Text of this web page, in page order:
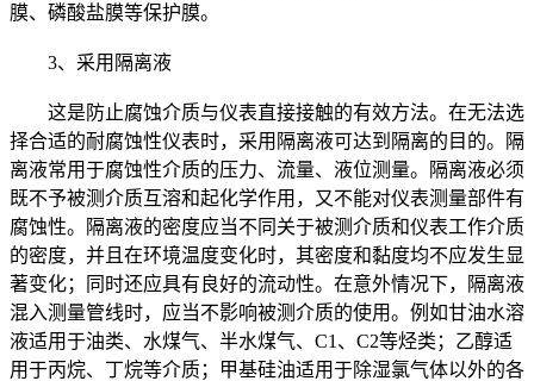
膜、磷酸盐膜等保护膜。
3、采用隔离液
这是防止腐蚀介质与仪表直接接触的有效方法。在无法选
择合适的耐腐蚀性仪表时，采用隔离液可达到隔离的目的。隔
离液常用于腐蚀性介质的压力、流量、液位测量。隔离液必须
既不予被测介质互溶和起化学作用，又不能对仪表测量部件有
腐蚀性。隔离液的密度应当不同关于被测介质和仪表工作介质
的密度，并且在环境温度变化时，其密度和黏度均不应发生显
著变化；同时还应具有良好的流动性。在意外情况下，隔离液
混入测量管线时，应当不影响被测介质的使用。例如甘油水溶
液适用于油类、水煤气、半水煤气、C1、C2等烃类；乙醇适
用于丙烷、丁烷等介质；甲基硅油适用于除湿氯气体以外的各